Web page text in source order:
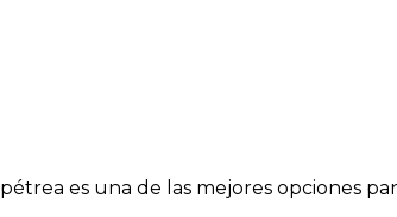
es una de las mejores opciones